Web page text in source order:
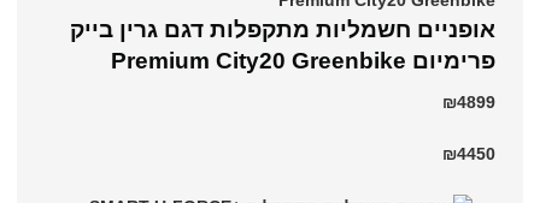
אופניים חשמליות מתקפלות דגם גרין בייק
פרימיום Premium City20 Greenbike
₪4899
₪4450